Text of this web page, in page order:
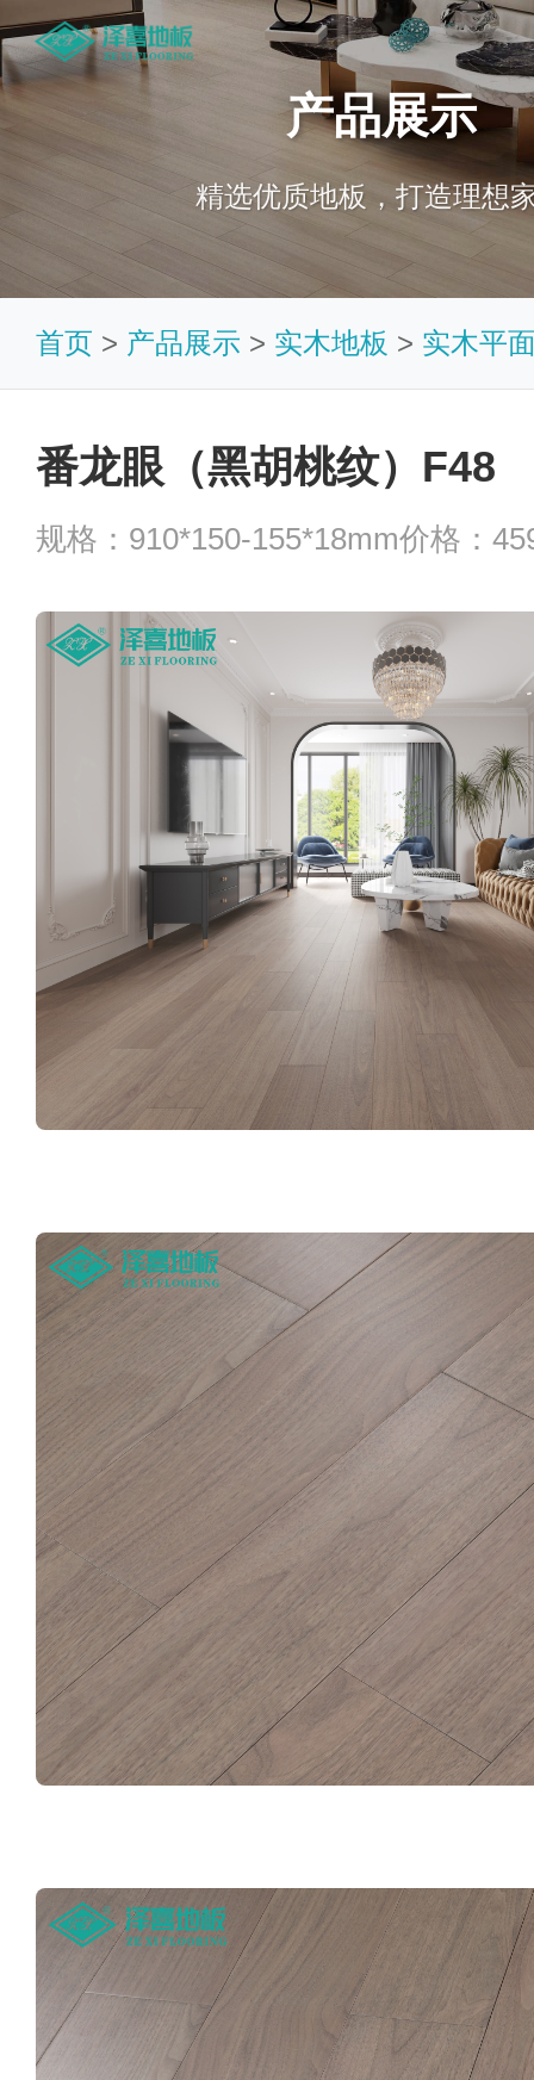
产品展示
精选优质地板，打造理想
首页 > 产品展示 > 实木地板 > 实木平
番龙眼（黑胡桃纹）F48
规格：910*150-155*18mm价格：